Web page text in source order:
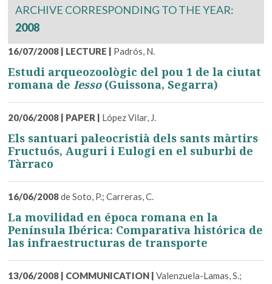
ARCHIVE CORRESPONDING TO THE YEAR:
2008
16/07/2008 | LECTURE | Padrós, N.
Estudi arqueozoològic del pou 1 de la ciutat
romana deIesso(Guissona, Segarra)
20/06/2008 | PAPER | López Vilar, J.
Els santuari paleocristià dels sants màrtirs
Fructuós, Auguri i Eulogi en el suburbi de
Tàrraco
16/06/2008de Soto, P.; Carreras, C.
La movilidad en época romana en la
Península Ibérica: Comparativa histórica de
las infraestructuras de transporte
13/06/2008 | COMMUNICATION | Valenzuela-Lamas, S.;